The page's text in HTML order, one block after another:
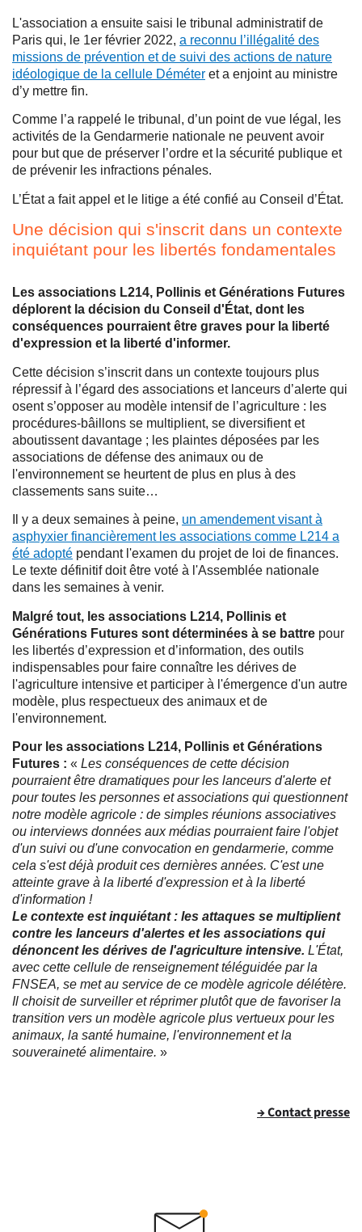
L'association a ensuite saisi le tribunal administratif de
Paris qui, le 1er février 2022, a reconnu l’illégalité des
missions de prévention et de suivi des actions de nature
idéologique de la cellule Déméter et a enjoint au ministre
d’y mettre fin.
Comme l’a rappelé le tribunal, d’un point de vue légal, les
activités de la Gendarmerie nationale ne peuvent avoir
pour but que de préserver l’ordre et la sécurité publique et
de prévenir les infractions pénales.
L’État a fait appel et le litige a été confié au Conseil d’État.
Une décision qui s'inscrit dans un contexte
inquiétant pour les libertés fondamentales
Les associations L214, Pollinis et Générations Futures
déplorent la décision du Conseil d'État, dont les
conséquences pourraient être graves pour la liberté
d'expression et la liberté d'informer.
Cette décision s’inscrit dans un contexte toujours plus
répressif à l’égard des associations et lanceurs d’alerte qui
osent s’opposer au modèle intensif de l’agriculture : les
procédures-bâillons se multiplient, se diversifient et
aboutissent davantage ; les plaintes déposées par les
associations de défense des animaux ou de
l'environnement se heurtent de plus en plus à des
classements sans suite…
Il y a deux semaines à peine, un amendement visant à
asphyxier financièrement les associations comme L214 a
été adopté pendant l'examen du projet de loi de finances.
Le texte définitif doit être voté à l'Assemblée nationale
dans les semaines à venir.
Malgré tout, les associations L214, Pollinis et
Générations Futures sont déterminées à se battre pour
les libertés d’expression et d’information, des outils
indispensables pour faire connaître les dérives de
l'agriculture intensive et participer à l'émergence d'un autre
modèle, plus respectueux des animaux et de
l'environnement.
Pour les associations L214, Pollinis et Générations
Futures : « Les conséquences de cette décision
pourraient être dramatiques pour les lanceurs d'alerte et
pour toutes les personnes et associations qui questionnent
notre modèle agricole : de simples réunions associatives
ou interviews données aux médias pourraient faire l'objet
d'un suivi ou d'une convocation en gendarmerie, comme
cela s'est déjà produit ces dernières années. C'est une
atteinte grave à la liberté d'expression et à la liberté
d'information !
Le contexte est inquiétant : les attaques se multiplient
contre les lanceurs d'alertes et les associations qui
dénoncent les dérives de l'agriculture intensive. L'État,
avec cette cellule de renseignement téléguidée par la
FNSEA, se met au service de ce modèle agricole délétère.
Il choisit de surveiller et réprimer plutôt que de favoriser la
transition vers un modèle agricole plus vertueux pour les
animaux, la santé humaine, l'environnement et la
souveraineté alimentaire. »
→ Contact presse